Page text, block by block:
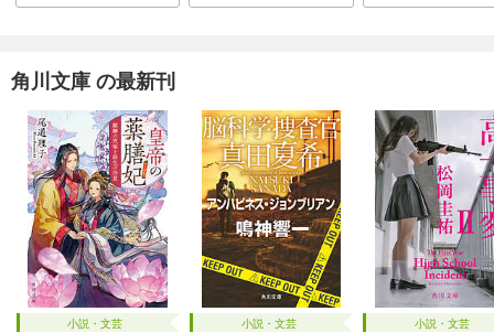
角川文庫 の最新刊
小説・文芸 小説・文芸 小説・文芸